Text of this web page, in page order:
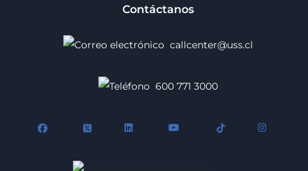
Contáctanos
callcenter@uss.cl
600 771 3000